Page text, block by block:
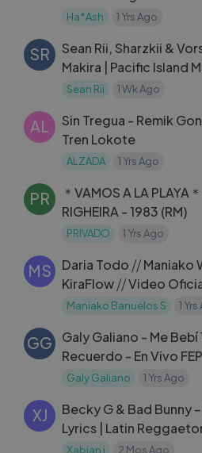
Ha*Ash 1 Yrs Ago
SR
Sean Rii, Sharzkii &
Makira | Pacific Island
Audio
Sean Rii 1 Wk Ago
AL
Sin Tregua - Remik
Tren Lokote
ALZADA 1 Yrs Ago
PR
＊VAMOS A LA PLAYA
RIGHEIRA - 1983 (RM)
PRIVADO 1 Yrs Ago
MS
Daria Todo ⧸⧸ Maniako
KiraFlow ⧸⧸ Video
Maniako Banuelos S 1
GG
Galy Galiano - Me Bebí
Recuerdo - En Vivo
Galy Galiano 1 Yrs Ago
XJ
Becky G & Bad Bunny
Lyrics | Latin
Xabian j 2 Mos Ago